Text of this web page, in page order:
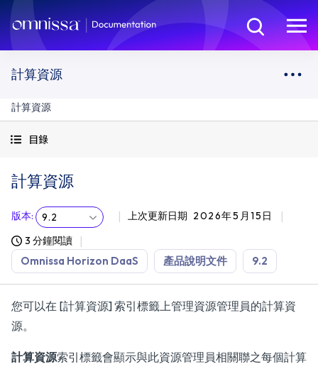
計算資源
計算資源
目錄
計算資源
版本: 9.2 上次更新日期 2026年5月15日
3 分鐘閱讀
Omnissa Horizon DaaS 產品說明文件 9.2
您可以在 [計算資源] 索引標籤上管理資源管理員的計算資
源。
計算資源索引標籤會顯示與此資源管理員相關聯之每個計算